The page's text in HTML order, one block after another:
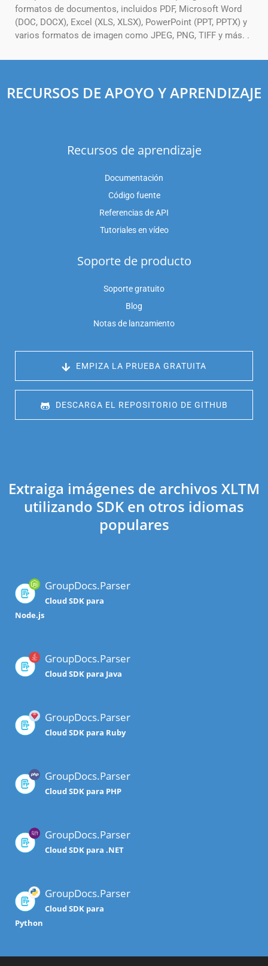
formatos de documentos, incluidos PDF, Microsoft Word
(DOC, DOCX), Excel (XLS, XLSX), PowerPoint (PPT, PPTX) y
varios formatos de imagen como JPEG, PNG, TIFF y más. .
RECURSOS DE APOYO Y APRENDIZAJE
Recursos de aprendizaje
Documentación
Código fuente
Referencias de API
Tutoriales en vídeo
Soporte de producto
Soporte gratuito
Blog
Notas de lanzamiento
EMPIZA LA PRUEBA GRATUITA
DESCARGA EL REPOSITORIO DE GITHUB
Extraiga imágenes de archivos XLTM
utilizando SDK en otros idiomas
populares
GroupDocs.Parser
Cloud SDK para
Node.js
GroupDocs.Parser
Cloud SDK para Java
GroupDocs.Parser
Cloud SDK para Ruby
GroupDocs.Parser
Cloud SDK para PHP
GroupDocs.Parser
Cloud SDK para .NET
GroupDocs.Parser
Cloud SDK para
Python